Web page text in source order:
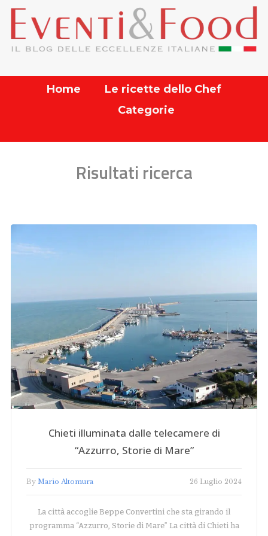
Home
Le ricette dello Chef
Categorie
Risultati ricerca
Chieti illuminata dalle telecamere di
“Azzurro, Storie di Mare”
By Mario Altomura 26 Luglio 2024
La città accoglie Beppe Convertini che sta girando il
programma “Azzurro, Storie di Mare” La città di Chieti ha